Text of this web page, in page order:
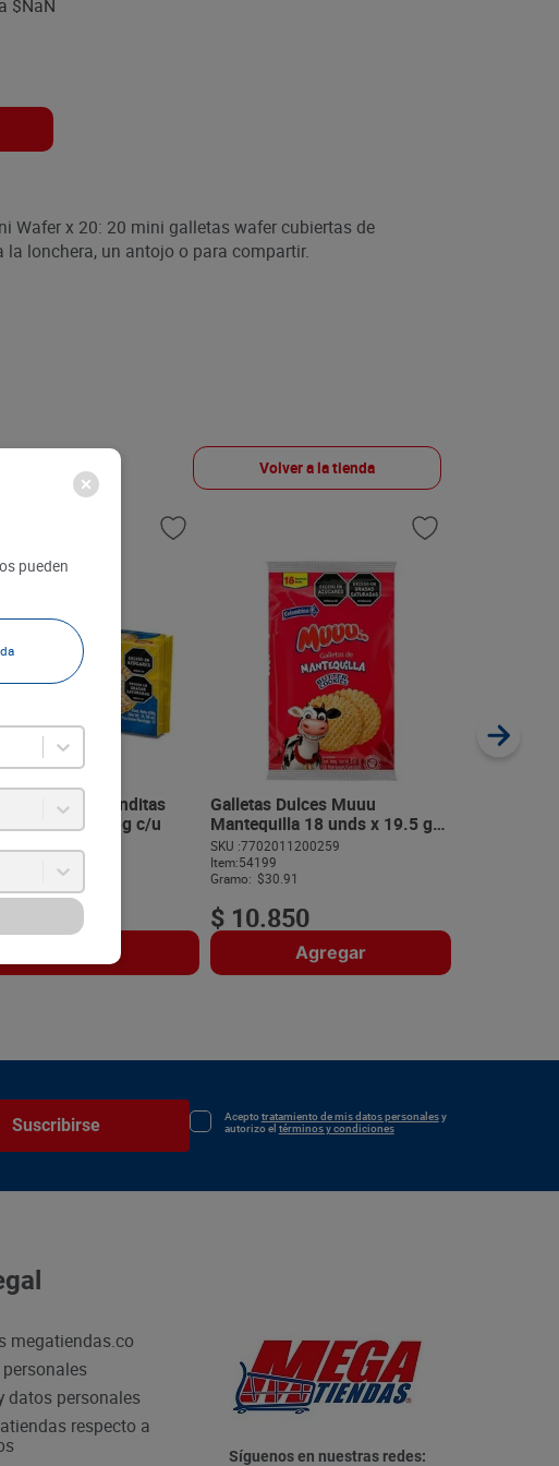
$NaN
Wafer x 20: 20 mini galletas wafer cubiertas de
la lonchera, un antojo o para compartir.
Volver a la tienda
Dulces Redonditas
12 unds x 34 g c/u
Galletas Dulces Muuu
Mantequilla 18 unds x 19.5 g
c/u
SKU :7702011200259
Item:54199
Gramo: $30.91
$ 10.850
Agregar
:38365
Suscribirse Aceptotratamiento de mis datos personalesy
autorizo el términos y condiciones
megatiendas.co
datos personales
respecto a
Síguenos en nuestras redes:
pueden